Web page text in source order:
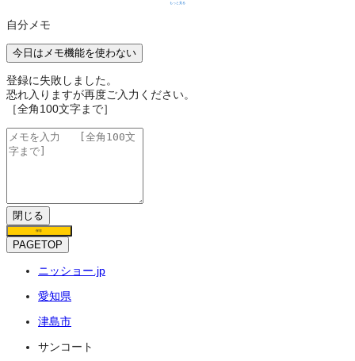
もっと見る
自分メモ
今日はメモ機能を使わない
登録に失敗しました。
恐れ入りますが再度ご入力ください。
［全角100文字まで］
閉じる
保存
PAGETOP
ニッショー.jp
愛知県
津島市
サンコート